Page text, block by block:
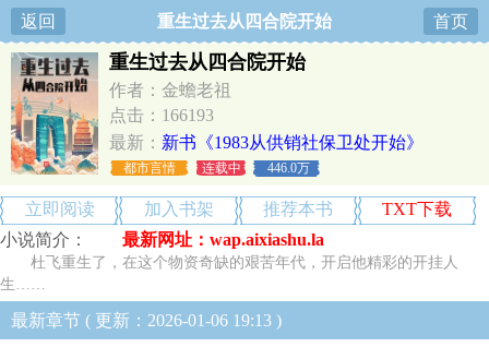
返回 重生过去从四合院开始 首页
重生过去从四合院开始
作者：金蟾老祖
点击：166193
最新： 新书《1983从供销社保卫处开始》
都市言情 连载中 446.0万
立即阅读 加入书架 推荐本书
TXT下载
小说简介：
最新网址：wap.aixiashu.la
杜飞重生了，在这个物资奇缺的艰苦年代，开启他精彩的开挂人
生……
最新章节 ( 更新：2026-01-06 19:13 )